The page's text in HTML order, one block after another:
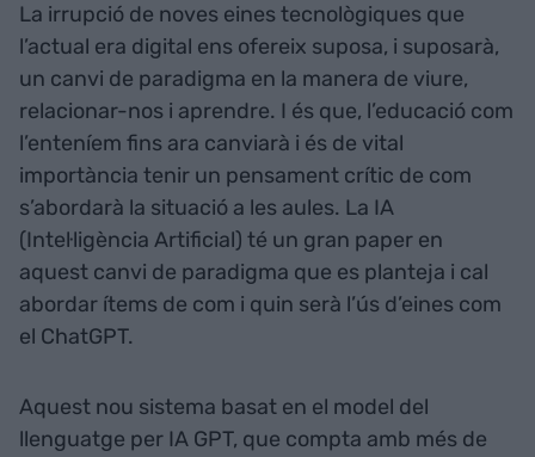
La irrupció de noves eines tecnològiques que
l’actual era digital ens ofereix suposa, i suposarà,
un canvi de paradigma en la manera de viure,
relacionar-nos i aprendre. I és que, l’educació com
l’enteníem fins ara canviarà i és de vital
importància tenir un pensament crític de com
s’abordarà la situació a les aules. La IA
(Intel·ligència Artificial) té un gran paper en
aquest canvi de paradigma que es planteja i cal
abordar ítems de com i quin serà l’ús d’eines com
el ChatGPT.
Aquest nou sistema basat en el model del
llenguatge per IA GPT, que compta amb més de